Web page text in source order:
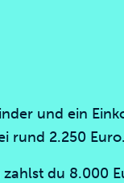
und ein
rund 2.250 Euro.
du 8.000